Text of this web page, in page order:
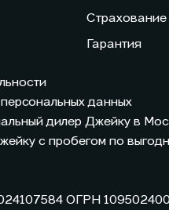
Страхование
Гарантия
данных
дилер Джейку в
с пробегом по
ОГРН